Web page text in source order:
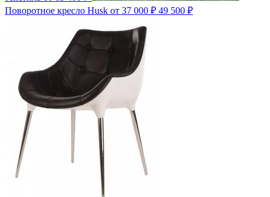
Поворотное кресло Husk от 37 000 ₽ 49 500 ₽